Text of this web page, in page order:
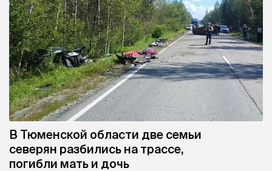
В Тюменской области две семьи
северян разбились на трассе,
погибли мать и дочь